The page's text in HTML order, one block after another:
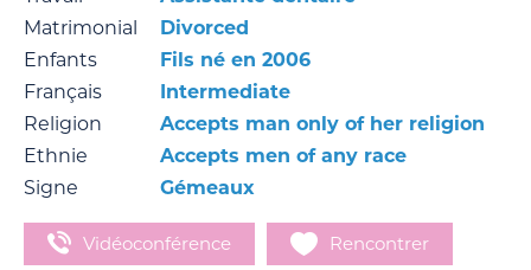
Matrimonial
Divorced
Enfants
Fils né en 2006
Français
Intermediate
Religion
Accepts man only of her religion
Ethnie
Accepts men of any race
Signe
Gémeaux
Vidéoconférence Rencontrer